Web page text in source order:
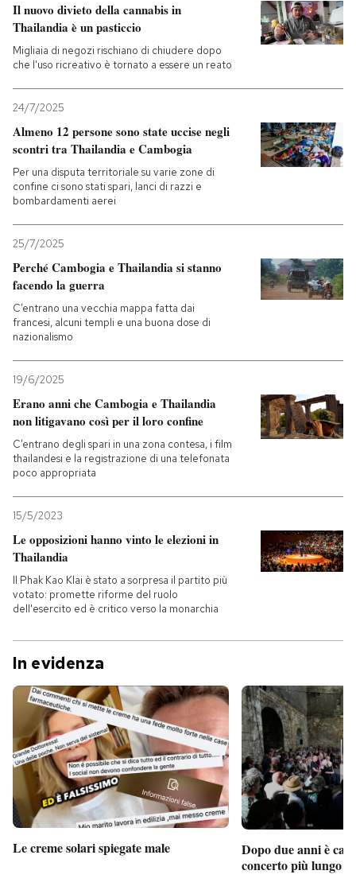
Il nuovo divieto della cannabis in
Thailandia è un pasticcio
Migliaia di negozi rischiano di chiudere dopo
che l'uso ricreativo è tornato a essere un reato
24/7/2025
Almeno 12 persone sono state uccise negli
scontri tra Thailandia e Cambogia
Per una disputa territoriale su varie zone di
confine ci sono stati spari, lanci di razzi e
bombardamenti aerei
25/7/2025
Perché Cambogia e Thailandia si stanno
facendo la guerra
C’entrano una vecchia mappa fatta dai
francesi, alcuni templi e una buona dose di
nazionalismo
19/6/2025
Erano anni che Cambogia e Thailandia
non litigavano così per il loro confine
C’entrano degli spari in una zona contesa, i film
thailandesi e la registrazione di una telefonata
poco appropriata
15/5/2023
Le opposizioni hanno vinto le elezioni in
Thailandia
Il Phak Kao Klai è stato a sorpresa il partito più
votato: promette riforme del ruolo
dell'esercito ed è critico verso la monarchia
In evidenza
Le creme solari spiegate male
Dopo due anni è
concerto più lungo